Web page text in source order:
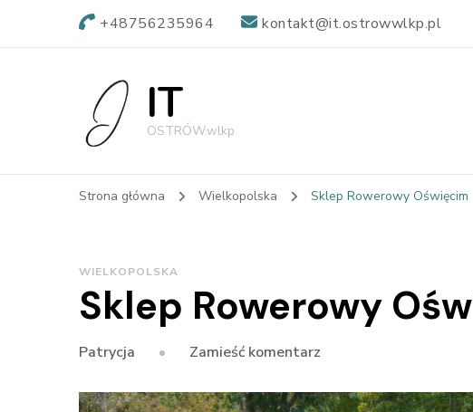
+48756235964 kontakt@it.ostrowwlkp.pl
IT
OSTRÓW.wlkp
Strona główna Wielkopolska Sklep Rowerowy Oświęcim
WIELKOPOLSKA
Sklep Rowerowy
Patrycja Zamieść komentarz
Sklep